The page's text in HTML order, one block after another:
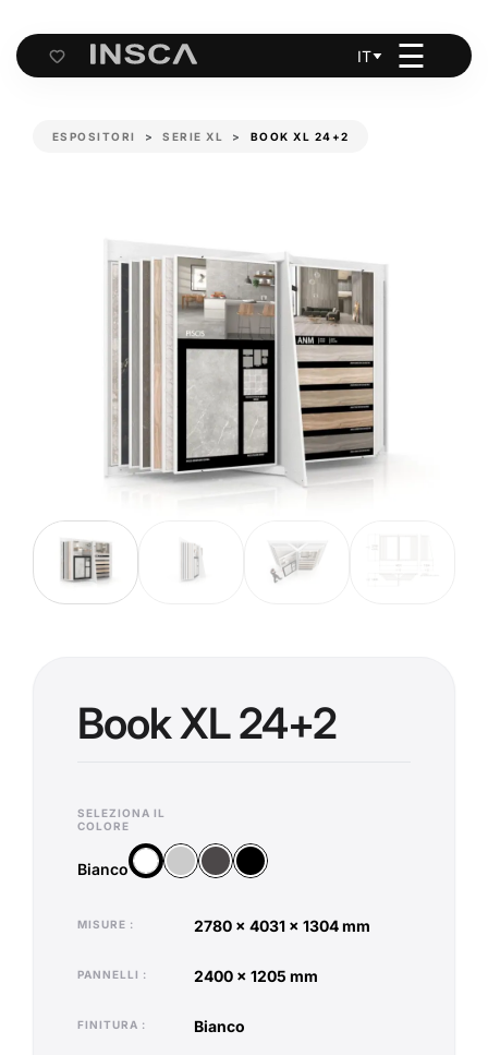
Cart
IT ☰
ESPOSITORI SERIE XL BOOK XL 24+2
Book XL 24+2
SELEZIONA IL
COLORE
Bianco
BiancoArgentoAntraciteNero
MISURE 2780 x 4031 x 1304 mm
PANNELLI 2400 x 1205 mm
FINITURA bianco